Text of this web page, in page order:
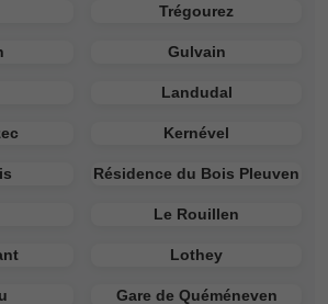
Trégourez
Gulvain
Landudal
Kernével
Résidence du Bois Pleuven
Le Rouillen
Lothey
Gare de Quéméneven